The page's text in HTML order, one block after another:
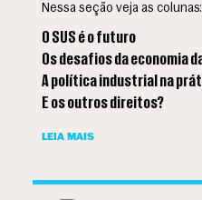
Nessa seção veja as colunas:
O SUS é o futuro
Os desafios da economia
A política industrial na
E os outros direitos?
LEIA MAIS